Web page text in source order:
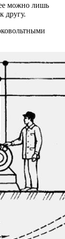
можно лишь
другу.